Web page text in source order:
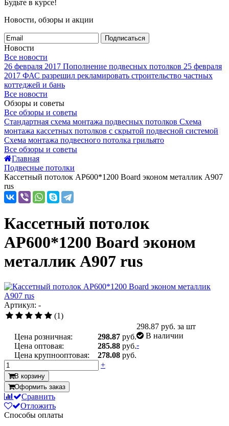
Будьте в курсе!
Новости, обзоры и акции
Подписаться
Новости
Все новости
26 февраля 2017 Пополнение подвесных потолков 25 февраля
2017 ФАС разрешил рекламировать строительство частных
коттеджей и бань
Все новости
Обзоры и советы
Все обзоры и советы
Стандартная схема монтажа подвесных потолков Схема
монтажа кассетных потолков с скрытой подвесной системой
Схема монтажа подвесного потолка грильято
Все обзоры и советы
Главная
Подвесные потолки
Кассетный потолок AP600*1200 Board эконом металлик А907
rus
Кассетный потолок
AP600*1200 Board эконом
металлик А907 rus
Артикул: -
(1)
Цена розничная: 298.87 руб.
Цена оптовая:
285.88 руб.
Цена крупнооптовая:
278.08 руб.
298.87 руб. за шт
В наличии
-
+
В корзину
Оформить заказ
Сравнить
Отложить
Способы оплаты